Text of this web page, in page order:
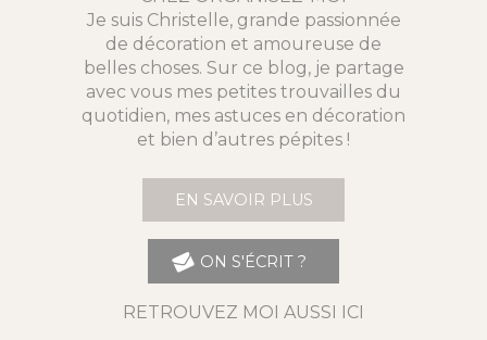
Je suis Christelle, grande passionnée
de décoration et amoureuse de
belles choses. Sur ce blog, je partage
avec vous mes petites trouvailles du
quotidien, mes astuces en décoration
et bien d’autres pépites !
EN SAVOIR PLUS
ON S'ÉCRIT ?
RETROUVEZ MOI AUSSI ICI